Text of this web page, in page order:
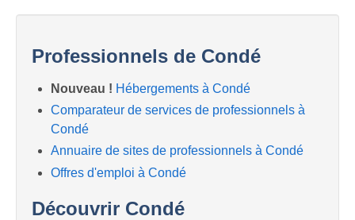
Professionnels de Condé
Nouveau ! Hébergements à Condé
Comparateur de services de professionnels à
Condé
Annuaire de sites de professionnels à Condé
Offres d'emploi à Condé
Découvrir Condé